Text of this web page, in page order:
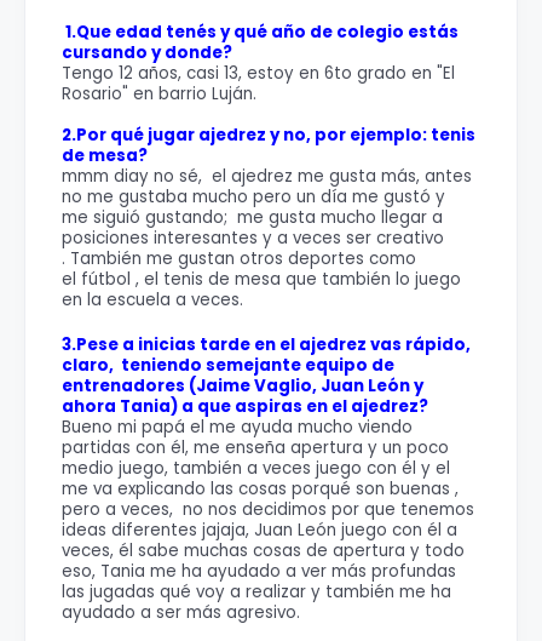
1.Que edad tenés y qué año de colegio estás
cursando y donde?
Tengo 12 años, casi 13, estoy en 6to grado en "El
Rosario" en barrio Luján.
2.Por qué jugar ajedrez y no, por ejemplo: tenis
de mesa?
mmm diay no sé, el ajedrez me gusta más, antes
no me gustaba mucho pero un día me gustó y
me siguió gustando; me gusta mucho llegar a
posiciones interesantes y a veces ser creativo
. También me gustan otros deportes como
el fútbol , el tenis de mesa que también lo juego
en la escuela a veces.
3.Pese a inicias tarde en el ajedrez vas rápido,
claro, teniendo semejante equipo de
entrenadores (Jaime Vaglio, Juan León y
ahora Tania) a que aspiras en el ajedrez?
Bueno mi papá el me ayuda mucho viendo
partidas con él, me enseña apertura y un poco
medio juego, también a veces juego con él y el
me va explicando las cosas porqué son buenas ,
pero a veces, no nos decidimos por que tenemos
ideas diferentes jajaja, Juan León juego con él a
veces, él sabe muchas cosas de apertura y todo
eso, Tania me ha ayudado a ver más profundas
las jugadas qué voy a realizar y también me ha
ayudado a ser más agresivo.